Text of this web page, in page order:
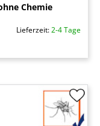
Chemie
Lieferzeit:2-4 Tage